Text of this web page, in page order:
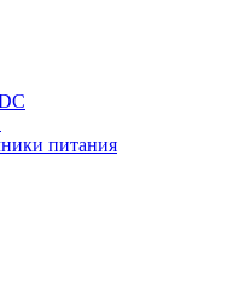
питания